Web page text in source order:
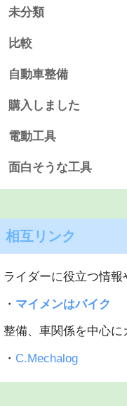
未分類
比較
自動車整備
購入しました
電動工具
面白そうな工具
相互リンク
ライダーに役立つ情
・ マイメンはバイク
整備、車関係を中心
・ C.Mechalog